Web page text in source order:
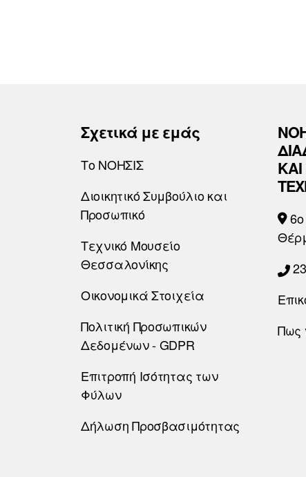
Σχετικά με εμάς
Το ΝΟΗΣΙΣ
Διοικητικό Συμβούλιο και
Προσωπικό
Τεχνικό Μουσείο
Θεσσαλονίκης
Οικονομικά Στοιχεία
Πολιτική Προσωπικών
Δεδομένων - GDPR
Επιτροπή Ισότητας των
Φύλων
Δήλωση Προσβασιμότητας
6o
Πως